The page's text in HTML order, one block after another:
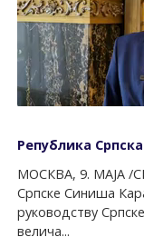
Република
МОСКВА, 9. МАЈА /
Српске Синиша
руководству
велича...